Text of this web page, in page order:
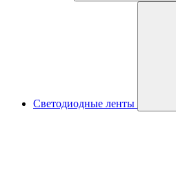
Светодиодные ленты